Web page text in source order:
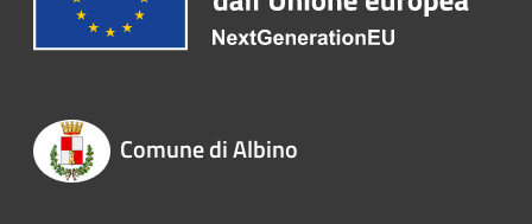
Comune di Albino